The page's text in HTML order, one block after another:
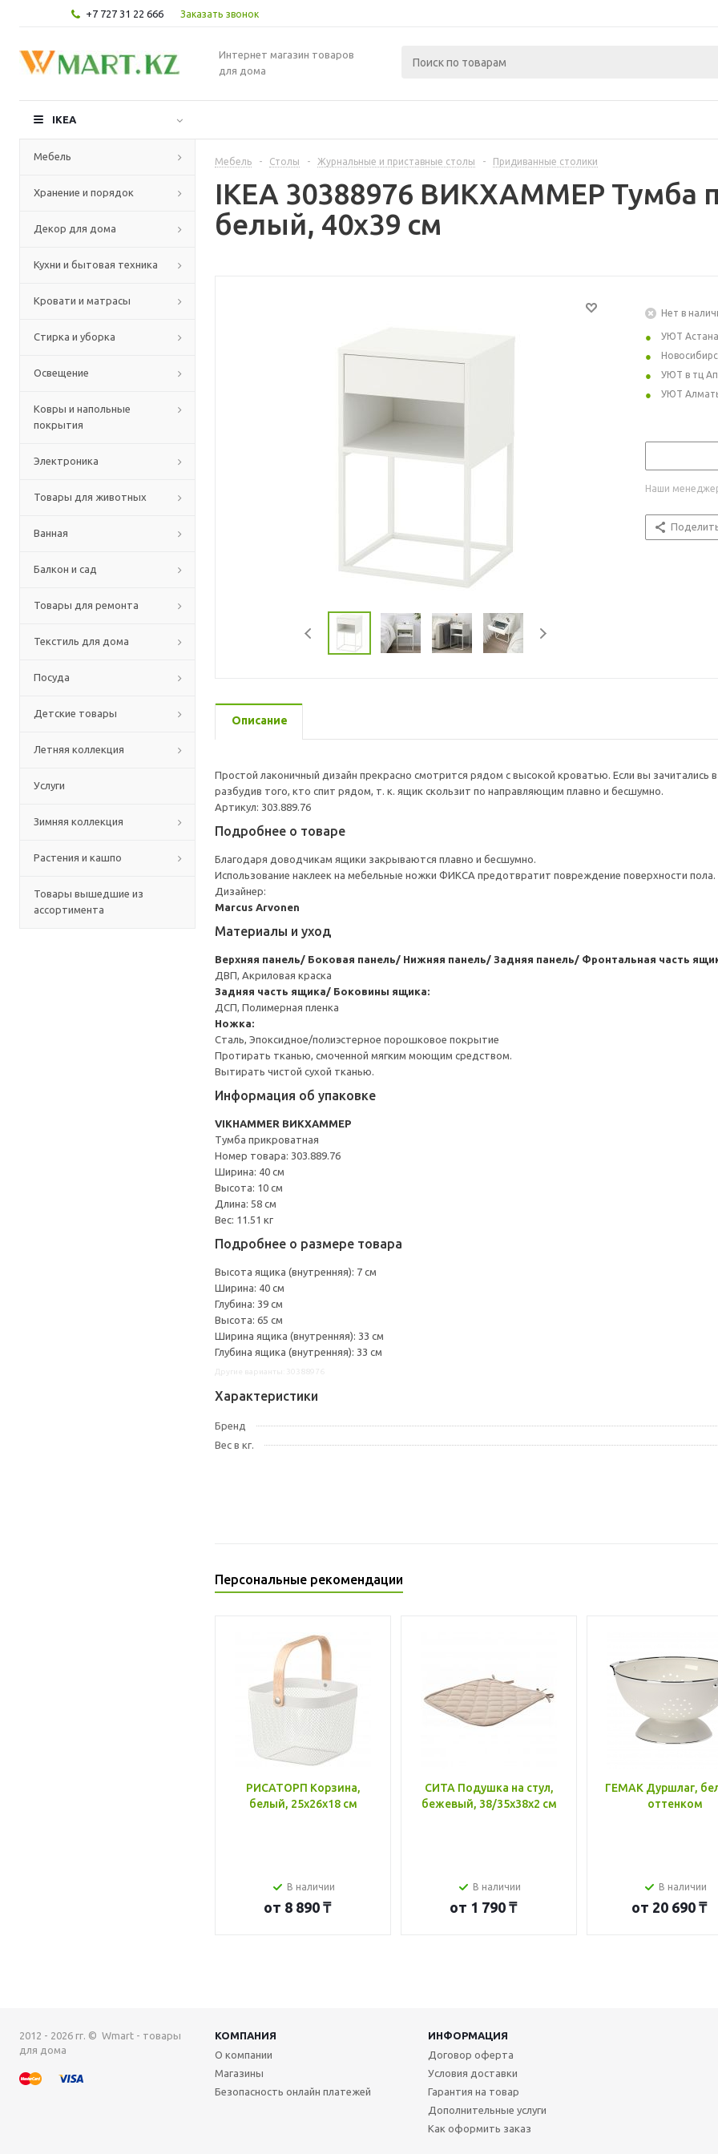
+7 727 31 22 666 Заказать звонок
Интернет магазин товаров
для дома
IKEA
Мебель
Хранение и порядок
Декор для дома
Кухни и бытовая техника
Кровати и матрасы
Стирка и уборка
Освещение
Ковры и напольные
покрытия
Электроника
Товары для животных
Ванная
Балкон и сад
Товары для ремонта
Текстиль для дома
Посуда
Детские товары
Летняя коллекция
Услуги
Зимняя коллекция
Растения и кашпо
Товары вышедшие из
ассортимента
Мебель - Столы - Журнальные и приставные столы - Придиванные столики
IKEA 30388976 ВИКХАММЕР Тумба
белый, 40x39 см
Нет в
УЮТ Астана
УЮТ в тц
УЮТ
Наши
Описание
Простой лаконичный дизайн прекрасно смотрится рядом с высокой кроватью. Если вы
разбудив того, кто спит рядом, т. к. ящик скользит по направляющим плавно и бесшумно.
Артикул: 303.889.76
Подробнее о товаре
Благодаря доводчикам ящики закрываются плавно и бесшумно.
Использование наклеек на мебельные ножки ФИКСА предотвратит повреждение поверхности пола.
Дизайнер:
Marcus Arvonen
Материалы и уход
Верхняя панель/ Боковая панель/ Нижняя панель/ Задняя панель/ Фронтальная часть
ДВП, Акриловая краска
Задняя часть ящика/ Боковины ящика:
ДСП, Полимерная пленка
Ножка:
Сталь, Эпоксидное/полиэстерное порошковое покрытие
Протирать тканью, смоченной мягким моющим средством.
Вытирать чистой сухой тканью.
Информация об упаковке
VIKHAMMER ВИКХАММЕР
Тумба прикроватная
Номер товара: 303.889.76
Ширина: 40 см
Высота: 10 см
Длина: 58 см
Вес: 11.51 кг
Подробнее о размере товара
Высота ящика (внутренняя): 7 см
Ширина: 40 см
Глубина: 39 см
Высота: 65 см
Ширина ящика (внутренняя): 33 см
Глубина ящика (внутренняя): 33 см
Характеристики
Бренд
Вес в кг.
Персональные рекомендации
РИСАТОРП Корзина,
белый, 25x26x18 см
В наличии
от 8 890 ₸
СИТА Подушка на стул,
бежевый, 38/35x38x2 см
В наличии
от 1 790 ₸
ГЕМАК Дуршлаг,
оттенком
В наличии
от 20 690 ₸
2012 - 2026 гг. © Wmart - товары
для дома
КОМПАНИЯ
ИНФОРМАЦИЯ
О компании
Магазины
Безопасность онлайн платежей
Договор оферта
Условия доставки
Гарантия на товар
Дополнительные услуги
Как оформить заказ